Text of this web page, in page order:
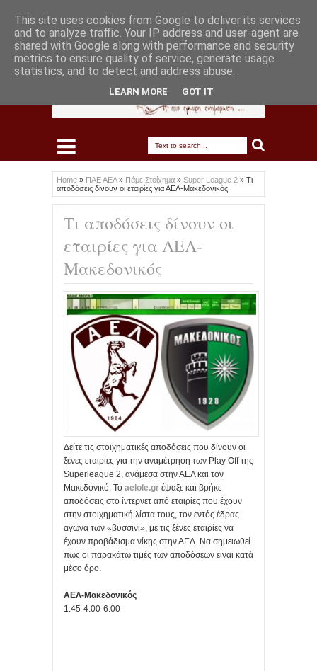
Home » ΠΑΕ ΑΕΛ» Πάμε Στοίχημα » Super League 2 » Τι
αποδόσεις δίνουν οι εταιρίες για ΑΕΛ-Μακεδονικός
Τι αποδόσεις δίνουν οι
εταιρίες για ΑΕΛ-
Μακεδονικός
Δείτε τις στοιχηματικές αποδόσεις που δίνουν οι
ξένες εταιρίες για την αναμέτρηση των Play Off της
Superleague 2, ανάμεσα στην ΑΕΛ και τον
Μακεδονικό. Το aelole.gr έψαξε και βρήκε
αποδόσεις στο ίντερνετ από εταιρίες που έχουν
στην στοιχηματική λίστα τους, τον εντός έδρας
αγώνα των «βυσσινί», με τις ξένες εταιρίες να
έχουν προβάδισμα νίκης στην ΑΕΛ. Να σημειωθεί
πως οι παρακάτω τιμές των αποδόσεων είναι κατά
μέσο όρο.
ΑΕΛ-Μακεδονικός
1.45-4.00-6.00
This site uses cookies from Google to deliver its services
and to analyze traffic. Your IP address and user-agent are
shared with Google along with performance and security
metrics to ensure quality of service, generate usage
statistics, and to detect and address abuse.
LEARN MORE GOT IT